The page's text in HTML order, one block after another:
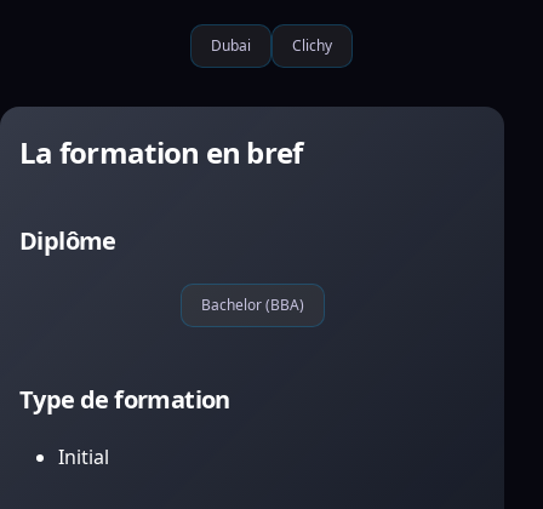
Dubai Clichy
La formation en bref
Diplôme
Bachelor (BBA)
Type de formation
Initial